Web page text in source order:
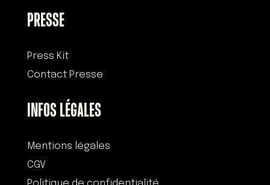
PRESSE
Press Kit
Contact Presse
INFOS LÉGALES
Mentions légales
CGV